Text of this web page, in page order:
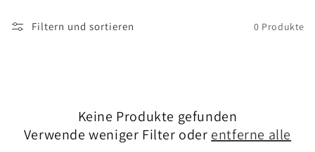
e
Filtern und sortieren 0 Produkte
Keine Produkte gefunden
Verwende weniger Filter oder entferne alle